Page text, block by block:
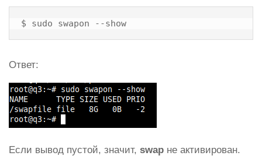
$ sudo swapon --show
Ответ:
Если вывод пустой, значит, swap не активирован.